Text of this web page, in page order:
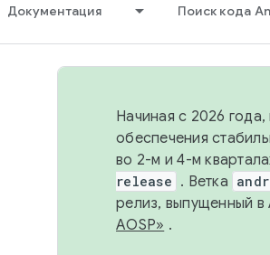
Документация Поиск кода
Начиная с 2026
обеспечения
во 2-м и 4-м
release . Ветка
релиз, выпущенный в
AOSP» .